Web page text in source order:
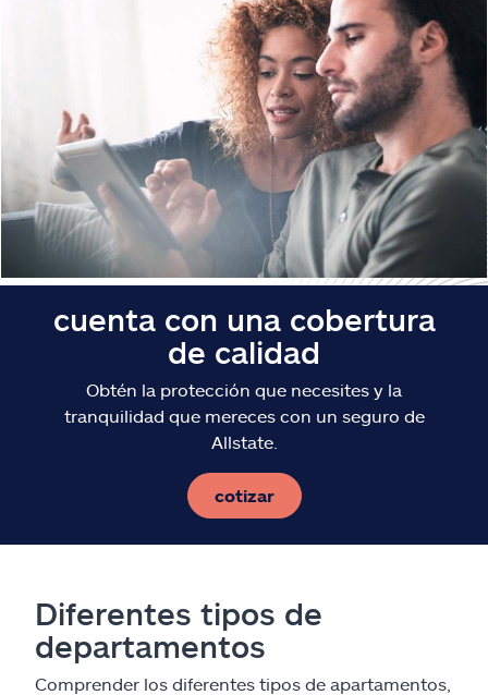
Ashburn, VA 20146
English
cuenta con una cobertura
de calidad
Obtén la protección que necesites y la
tranquilidad que mereces con un seguro de
Allstate.
cotizar
Diferentes tipos de
departamentos
Comprender los diferentes tipos de apartamentos,